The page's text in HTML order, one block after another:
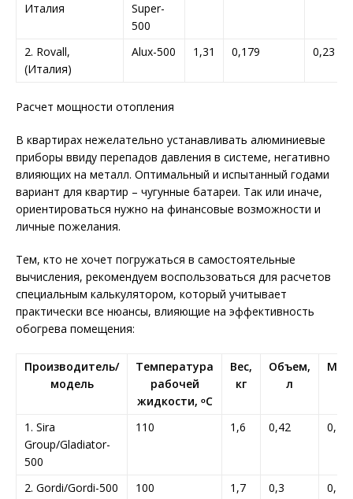
Италия
Super-
500
2. Rovall,
(Италия)
Alux-500 1,31 0,179 0,23
Расчет мощности отопления
В квартирах нежелательно устанавливать алюминиевые
приборы ввиду перепадов давления в системе, негативно
влияющих на металл. Оптимальный и испытанный годами
вариант для квартир – чугунные батареи. Так или иначе,
ориентироваться нужно на финансовые возможности и
личные пожелания.
Тем, кто не хочет погружаться в самостоятельные
вычисления, рекомендуем воспользоваться для расчетов
специальным калькулятором, который учитывает
практически все нюансы, влияющие на эффективность
обогрева помещения:
Производитель/
модель
Температура
рабочей
жидкости, ᵒС
Вес,
кг
Объем,
л
1. Sira
Group/Gladiator-
500
110 1,6 0,42
2. Gordi/Gordi-500 100 1,7 0,3